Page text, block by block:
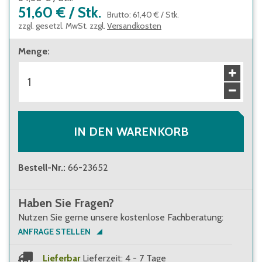
51,60 € / Stk. Brutto: 61,40 € /Stk.
zzgl. gesetzl. MwSt. zzgl. Versandkosten
Menge:
IN DEN WARENKORB
Bestell-Nr.: 66-23652
Haben Sie Fragen?
Nutzen Sie gerne unsere kostenlose Fachberatung:
ANFRAGE STELLEN
Lieferbar Lieferzeit: 4 - 7 Tage